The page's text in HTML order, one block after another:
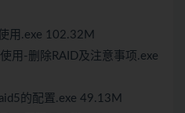
用.exe 102.32M
用-删除RAID及注意事项.exe
的配置.exe 49.13M